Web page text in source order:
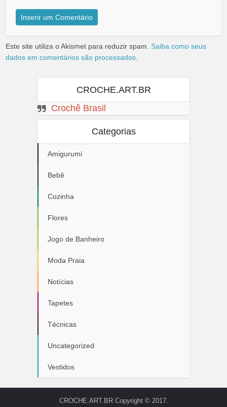
Este site utiliza o Akismet para reduzir spam.Saiba como seus
dados em comentários são processados
CROCHE.ART.BR
Crochê Brasil
Categorias
Amigurumi
Bebê
Cozinha
Flores
Jogo de Banheiro
Moda Praia
Notícias
Tapetes
Técnicas
Uncategorized
Vestidos
CROCHE.ART.BR Copyright © 2017.